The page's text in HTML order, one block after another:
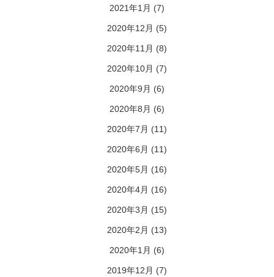
2021年1月 (7)
2020年12月 (5)
2020年11月 (8)
2020年10月 (7)
2020年9月 (6)
2020年8月 (6)
2020年7月 (11)
2020年6月 (11)
2020年5月 (16)
2020年4月 (16)
2020年3月 (15)
2020年2月 (13)
2020年1月 (6)
2019年12月 (7)